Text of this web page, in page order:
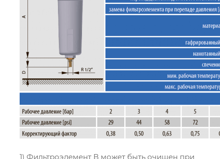
1) Фильтроэлемент В может быть очищен при